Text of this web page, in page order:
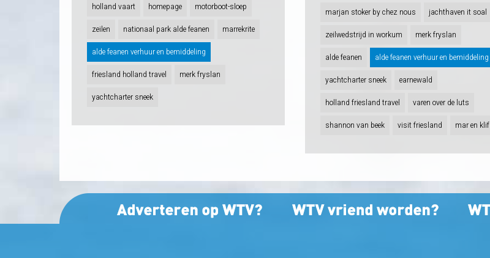
holland vaart homepage motorboot-sloep
zeilen nationaal park alde feanen marrekrite
alde feanen verhuur en bemiddeling
friesland holland travel merk fryslan
yachtcharter sneek
marjan stoker by chez nous jachthaven it soal
zeilwedstrijd in workum merk fryslan
alde feanen alde feanen verhuur en bemiddeling
yachtcharter sneek earnewald
holland friesland travel varen over de luts
shannon van beek visit friesland mar en klif